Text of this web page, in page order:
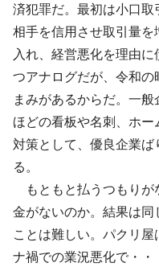
済犯罪だ。最初は小口取
相手を信用させ取引量
入れ、経営悪化を理由
つアナログだが、令和
まみがあるからだ。一
ほどの看板や名刺、ホ
対策として、優良企業
る。
もともと払うつもりが
金がないのか。結果は
ことは難しい。パクリ
ナ禍での業況悪化で・